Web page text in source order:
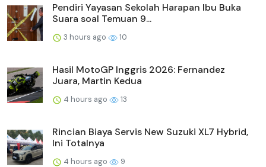
Pendiri Yayasan Sekolah Harapan Ibu Buka
Suara soal Temuan 9...
3 hours ago 10
Hasil MotoGP Inggris 2026: Fernandez
Juara, Martin Kedua
4 hours ago 13
Rincian Biaya Servis New Suzuki XL7 Hybrid,
Ini Totalnya
4 hours ago 9